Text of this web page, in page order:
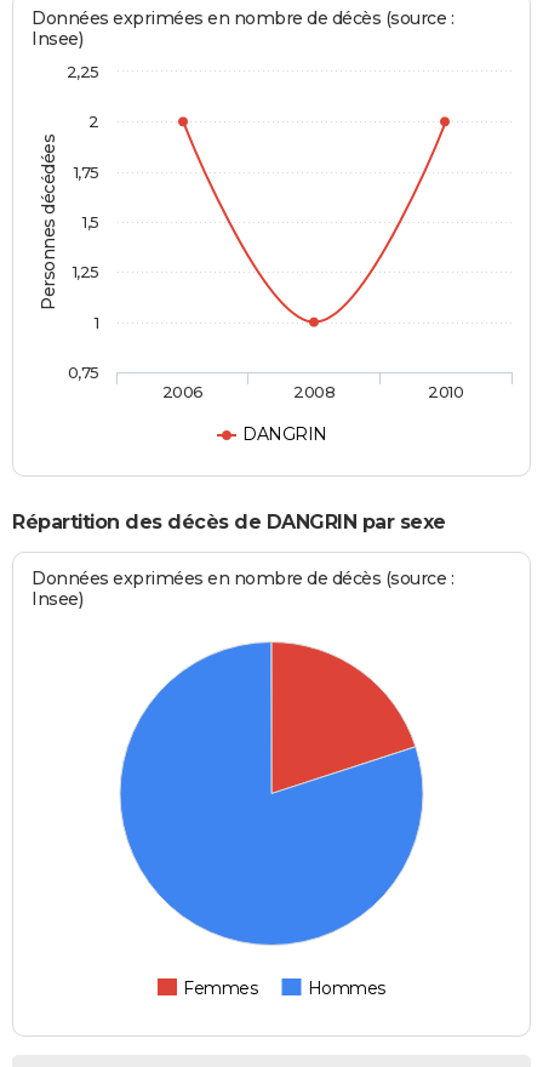
Personnes décédées
Données exprimées en nombre de décès (source :
Insee)
DANGRIN
2006 2008 2010
0,75
1
1,25
1,5
1,75
2
2,25
Répartition des décès de DANGRIN par sexe
Données exprimées en nombre de décès (source :
Insee)
Femmes Hommes